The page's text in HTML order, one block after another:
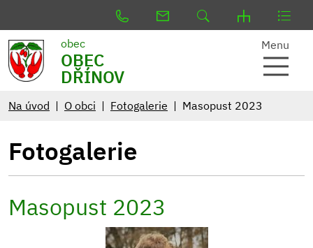
obec
OBEC
DŘÍNOV
Menu
Na úvod O obci Fotogalerie Masopust 2023
Fotogalerie
Masopust 2023